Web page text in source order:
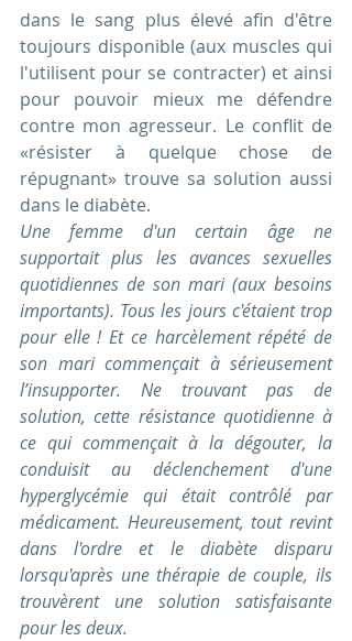
dans le sang plus élevé afin d'être
toujours disponible (aux muscles qui
l'utilisent pour se contracter) et ainsi
pour pouvoir mieux me défendre
contre mon agresseur. Le conflit de
«résister à quelque chose de
répugnant» trouve sa solution aussi
dans le diabète.
Une femme d'un certain âge ne
supportait plus les avances sexuelles
quotidiennes de son mari (aux besoins
importants). Tous les jours c'étaient trop
pour elle ! Et ce harcèlement répété de
son mari commençait à sérieusement
l’insupporter. Ne trouvant pas de
solution, cette résistance quotidienne à
ce qui commençait à la dégouter, la
conduisit au déclenchement d'une
hyperglycémie qui était contrôlé par
médicament. Heureusement, tout revint
dans l'ordre et le diabète disparu
lorsqu'après une thérapie de couple, ils
trouvèrent une solution satisfaisante
pour les deux.